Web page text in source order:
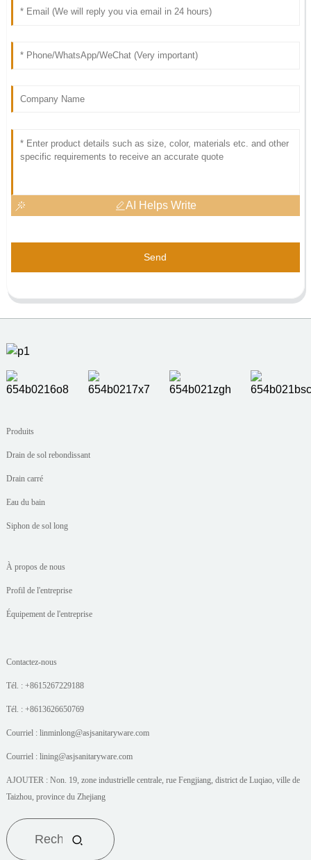
AI Helps Write
Send
Produits
Drain de sol rebondissant
Drain carré
Eau du bain
Siphon de sol long
À propos de nous
Profil de l'entreprise
Équipement de l'entreprise
Contactez-nous
Tél. : +8615267229188
Tél. : +8613626650769
Courriel : linminlong@asjsanitaryware.com
Courriel : lining@asjsanitaryware.com
AJOUTER : Non. 19, zone industrielle centrale, rue Fengjiang, district de Luqiao, ville de
Taizhou, province du Zhejiang